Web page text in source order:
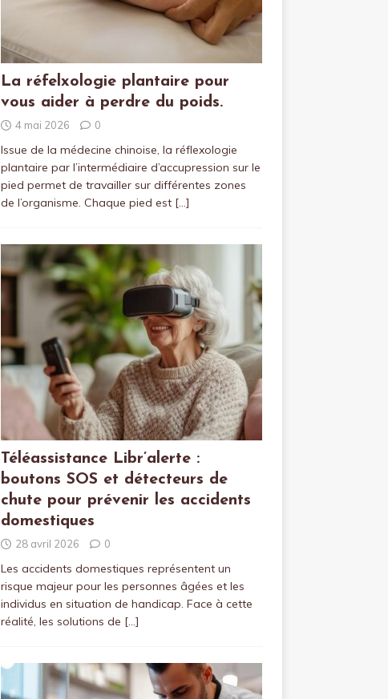
La réfelxologie plantaire pour
vous aider à perdre du poids.
4 mai 2026 0
Issue de la médecine chinoise, la réflexologie
plantaire par l’intermédiaire d’accupression sur le
pied permet de travailler sur différentes zones
de l’organisme. Chaque pied est […]
Téléassistance Libr’alerte :
boutons SOS et détecteurs de
chute pour prévenir les accidents
domestiques
28 avril 2026 0
Les accidents domestiques représentent un
risque majeur pour les personnes âgées et les
individus en situation de handicap. Face à cette
réalité, les solutions de […]